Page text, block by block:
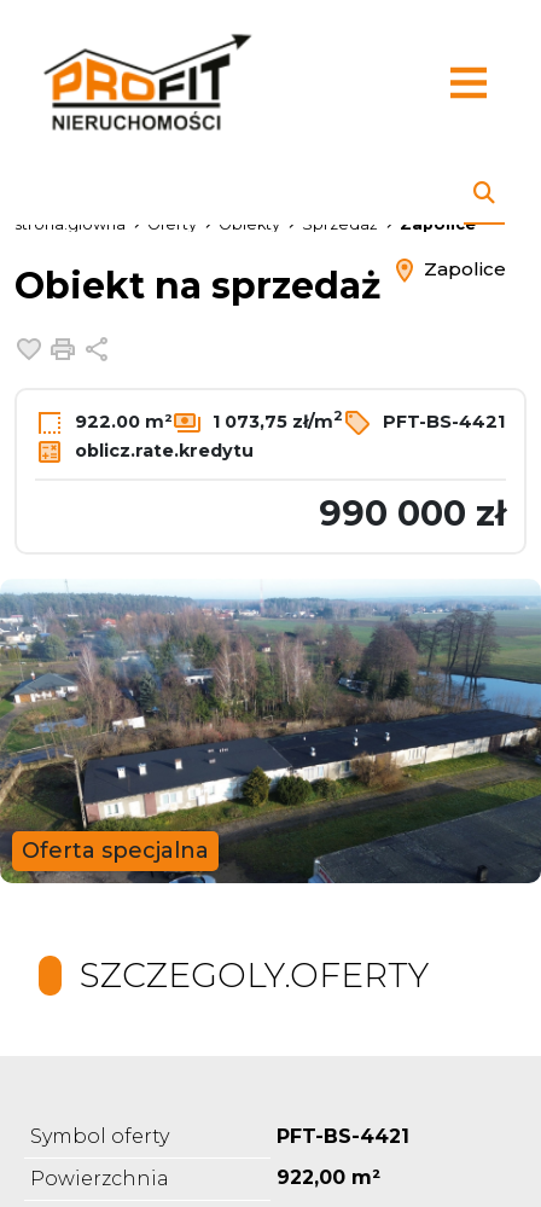
strona.glowna Oferty Obiekty Sprzedaż Zapolice
Obiekt na sprzedaż Zapolice
Dodaj do ulubionych
Drukuj
922.00 m² 1 073,75 zł/m2
PFT-BS-4421
oblicz.rate.kredytu
990 000 zł
Oferta specjalna
SZCZEGOLY.OFERTY
Symbol oferty
PFT-BS-4421
Powierzchnia
922,00 m²